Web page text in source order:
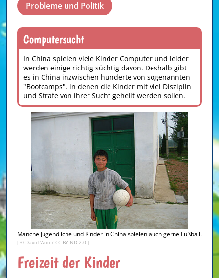
Probleme und Politik
Computersucht
In China spielen viele Kinder Computer und leider
werden einige richtig süchtig davon. Deshalb gibt
es in China inzwischen hunderte von sogenannten
"Bootcamps", in denen die Kinder mit viel Disziplin
und Strafe von ihrer Sucht geheilt werden sollen.
Manche Jugendliche und Kinder in China spielen auch gerne Fußball.
[ © David Woo / CC BY-ND 2.0 ]
Freizeit der Kinder